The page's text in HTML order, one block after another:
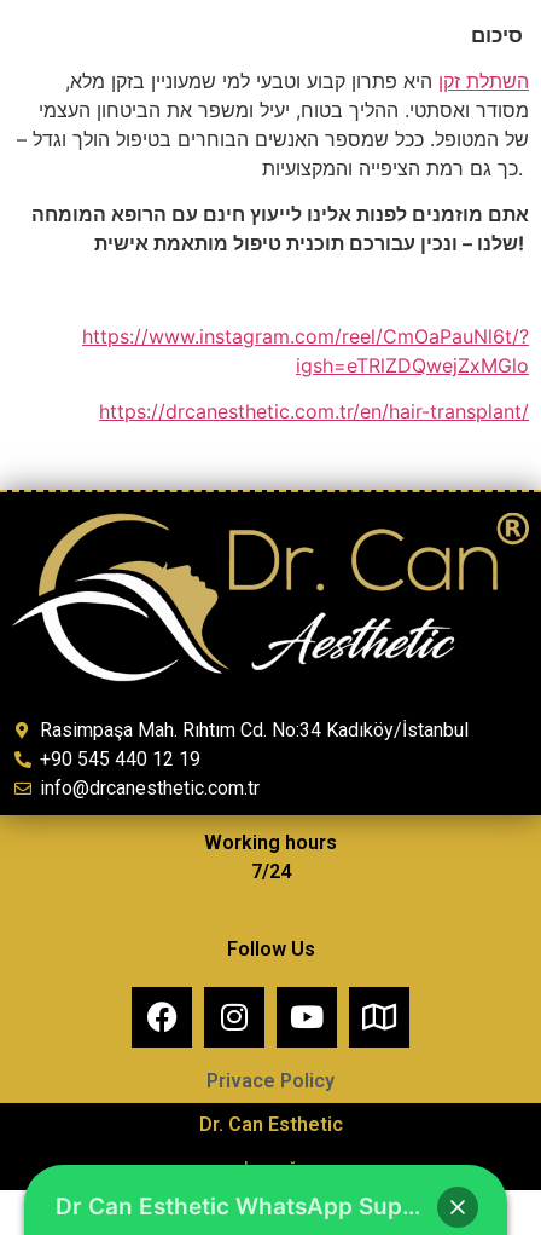
סיכום
השתלת זקן היא פתרון קבוע וטבעי למי שמעוניין בזקן מלא,
מסודר ואסתטי. ההליך בטוח, יעיל ומשפר את הביטחון העצמי
של המטופל. ככל שמספר האנשים הבוחרים בטיפול הולך וגדל –
כך גם רמת הציפייה והמקצועיות.
אתם מוזמנים לפנות אלינו לייעוץ חינם עם הרופא המומחה
שלנו – ונכין עבורכם תוכנית טיפול מותאמת אישית!
https://www.instagram.com/reel/CmOaPauNl6t/?
igsh=eTRlZDQwejZxMGlo
https://drcanesthetic.com.tr/en/hair-transplant/
Rasimpaşa Mah. Rıhtım Cd. No:34 Kadıköy/İstanbul
+90 545 440 12 19
info@drcanesthetic.com.tr
Working hours
7/24
Follow Us
Privace Policy
Dr. Can Esthetic
barçağ
Dr Can Esthetic WhatsApp Support